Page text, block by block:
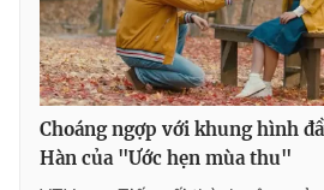
Choáng ngợp với khung hình
Hàn của "Ước hẹn mùa thu"